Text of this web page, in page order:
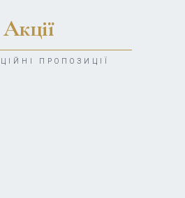
Акції
ПРОПОЗИЦІЇ